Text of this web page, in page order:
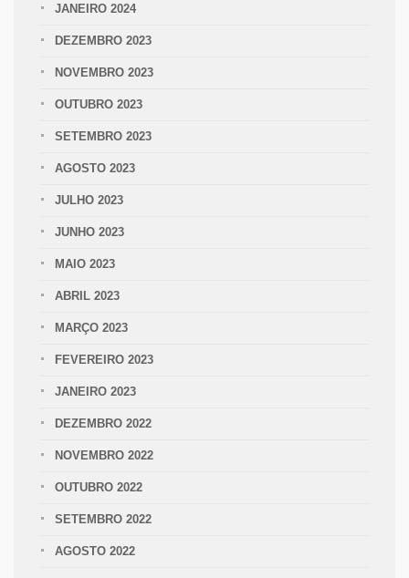
JANEIRO 2024
DEZEMBRO 2023
NOVEMBRO 2023
OUTUBRO 2023
SETEMBRO 2023
AGOSTO 2023
JULHO 2023
JUNHO 2023
MAIO 2023
ABRIL 2023
MARÇO 2023
FEVEREIRO 2023
JANEIRO 2023
DEZEMBRO 2022
NOVEMBRO 2022
OUTUBRO 2022
SETEMBRO 2022
AGOSTO 2022